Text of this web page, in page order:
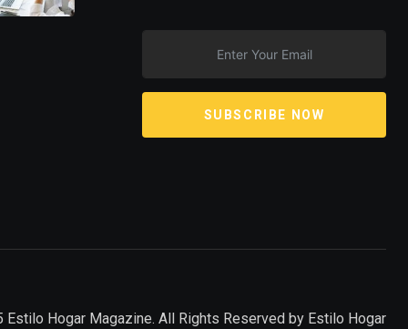
SUBSCRIBE NOW
Hogar Magazine. All Rights Reserved by Estilo Hogar